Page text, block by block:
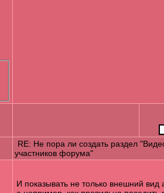
RE: Не пора ли создать раздел
участников форума"
И показывать не только внешний вид